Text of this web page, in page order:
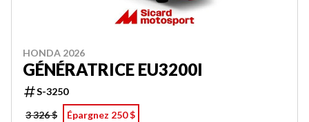
HONDA 2026
GÉNÉRATRICE EU3200I
S-3250
3 326 $
Épargnez 250 $